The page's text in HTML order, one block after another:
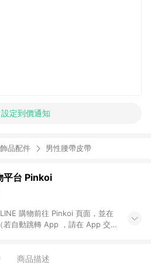
設定到價通知
品配件 男性腰帶皮帶
平台 Pinkoi
購物前往 Pinkoi 頁面，並在
若自動跳轉 App ，請在 App 交
惠，例如首購優惠，P coins，
商品描述